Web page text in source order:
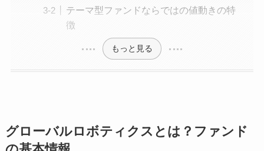
テーマ型ファンドならではの値動きの特
徴
もっと見る
グローバルロボティクスとは？ファンド